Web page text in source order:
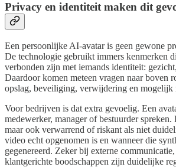
Privacy en identiteit maken dit
Een persoonlijke AI-avatar is geen gewone
De technologie gebruikt immers kenmerken
verbonden zijn met iemands identiteit:
Daardoor komen meteen vragen naar boven
opslag, beveiliging, verwijdering en mogelijk
Voor bedrijven is dat extra gevoelig. Een
medewerker, manager of bestuurder
maar ook verwarrend of riskant als niet
video echt opgenomen is en wanneer die
gegenereerd. Zeker bij externe
klantgerichte boodschappen zijn duidelijke